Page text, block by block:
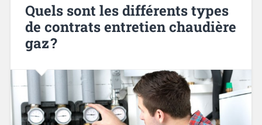
Quels sont les différents types
de contrats entretien chaudière
gaz ?